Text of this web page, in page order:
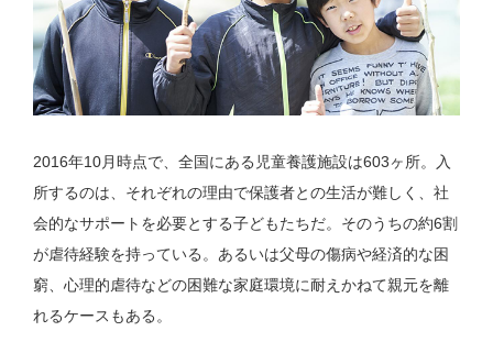
2016年10月時点で、全国にある児童養護施設は603ヶ所。入
所するのは、それぞれの理由で保護者との生活が難しく、社
会的なサポートを必要とする子どもたちだ。そのうちの約6割
が虐待経験を持っている。あるいは父母の傷病や経済的な困
窮、心理的虐待などの困難な家庭環境に耐えかねて親元を離
れるケースもある。